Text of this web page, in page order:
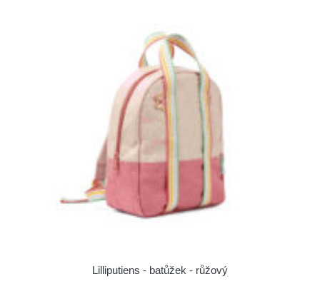
Lilliputiens - batůžek - růžový